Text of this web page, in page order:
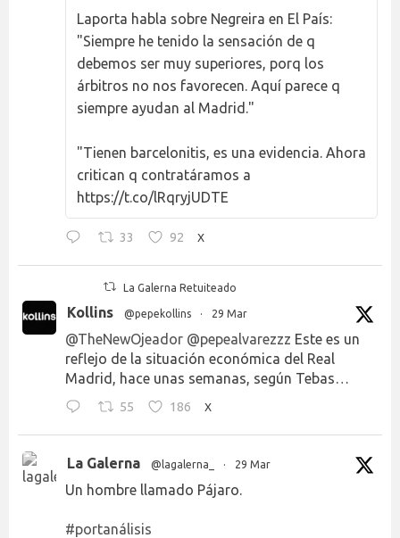
Laporta habla sobre Negreira en El País:
"Siempre he tenido la sensación de q
debemos ser muy superiores, porq los
árbitros no nos favorecen. Aquí parece q
siempre ayudan al Madrid."
"Tienen barcelonitis, es una evidencia. Ahora
critican q contratáramos a
https://t.co/lRqryjUDTE
33 92 X
La Galerna Retuiteado
Kollins @pepekollins · 29 Mar
@TheNewOjeador @pepealvarezzz Este es un
reflejo de la situación económica del Real
Madrid, hace unas semanas, según Tebas…
55 186 X
La Galerna @lagalerna_ · 29 Mar
Un hombre llamado Pájaro.
#portanálisis